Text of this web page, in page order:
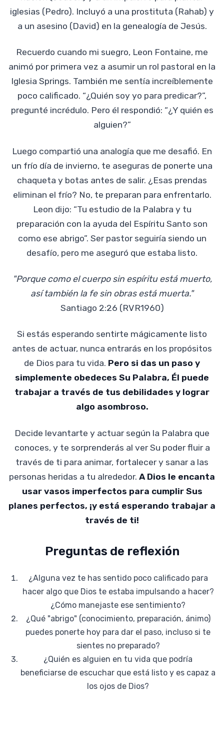
iglesias (Pedro). Incluyó a una prostituta (Rahab) y
a un asesino (David) en la genealogía de Jesús.
Recuerdo cuando mi suegro, Leon Fontaine, me
animó por primera vez a asumir un rol pastoral en la
Iglesia Springs. También me sentía increíblemente
poco calificado. “¿Quién soy yo para predicar?”,
pregunté incrédulo. Pero él respondió: “¿Y quién es
alguien?”
Luego compartió una analogía que me desafió. En
un frío día de invierno, te aseguras de ponerte una
chaqueta y botas antes de salir. ¿Esas prendas
eliminan el frío? No, te preparan para enfrentarlo.
Leon dijo: “Tu estudio de la Palabra y tu
preparación con la ayuda del Espíritu Santo son
como ese abrigo”. Ser pastor seguiría siendo un
desafío, pero me aseguró que estaba listo.
"Porque como el cuerpo sin espíritu está muerto,
así también la fe sin obras está muerta."
Santiago 2:26 (RVR1960)
Si estás esperando sentirte mágicamente listo
antes de actuar, nunca entrarás en los propósitos
de Dios para tu vida. Pero si das un paso y
simplemente obedeces Su Palabra, Él puede
trabajar a través de tus debilidades y lograr
algo asombroso.
Decide levantarte y actuar según la Palabra que
conoces, y te sorprenderás al ver Su poder fluir a
través de ti para animar, fortalecer y sanar a las
personas heridas a tu alrededor. A Dios le encanta
usar vasos imperfectos para cumplir Sus
planes perfectos, ¡y está esperando trabajar a
través de ti!
Preguntas de reflexión
¿Alguna vez te has sentido poco calificado para
hacer algo que Dios te estaba impulsando a hacer?
¿Cómo manejaste ese sentimiento?
¿Qué "abrigo" (conocimiento, preparación, ánimo)
puedes ponerte hoy para dar el paso, incluso si te
sientes no preparado?
¿Quién es alguien en tu vida que podría
beneficiarse de escuchar que está listo y es capaz a
los ojos de Dios?